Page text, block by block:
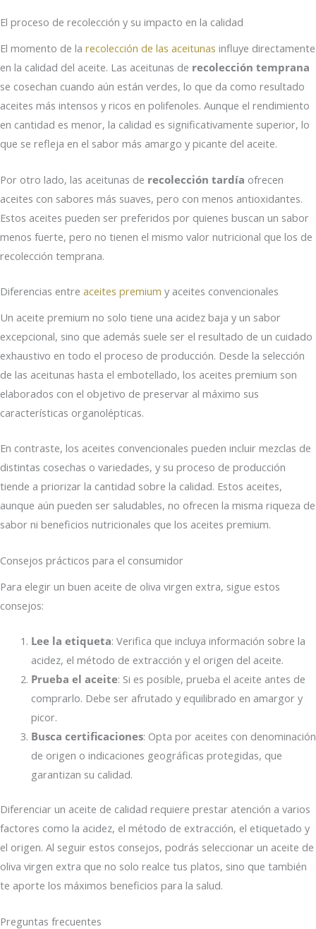
El proceso de recolección y su impacto en la calidad
El momento de la recolección de las aceitunas influye directamente
en la calidad del aceite. Las aceitunas de recolección temprana
se cosechan cuando aún están verdes, lo que da como resultado
aceites más intensos y ricos en polifenoles. Aunque el rendimiento
en cantidad es menor, la calidad es significativamente superior, lo
que se refleja en el sabor más amargo y picante del aceite.
Por otro lado, las aceitunas de recolección tardía ofrecen
aceites con sabores más suaves, pero con menos antioxidantes.
Estos aceites pueden ser preferidos por quienes buscan un sabor
menos fuerte, pero no tienen el mismo valor nutricional que los de
recolección temprana.
Diferencias entre aceites premium y aceites convencionales
Un aceite premium no solo tiene una acidez baja y un sabor
excepcional, sino que además suele ser el resultado de un cuidado
exhaustivo en todo el proceso de producción. Desde la selección
de las aceitunas hasta el embotellado, los aceites premium son
elaborados con el objetivo de preservar al máximo sus
características organolépticas.
En contraste, los aceites convencionales pueden incluir mezclas de
distintas cosechas o variedades, y su proceso de producción
tiende a priorizar la cantidad sobre la calidad. Estos aceites,
aunque aún pueden ser saludables, no ofrecen la misma riqueza de
sabor ni beneficios nutricionales que los aceites premium.
Consejos prácticos para el consumidor
Para elegir un buen aceite de oliva virgen extra, sigue estos
consejos:
Lee la etiqueta: Verifica que incluya información sobre la
acidez, el método de extracción y el origen del aceite.
Prueba el aceite: Si es posible, prueba el aceite antes de
comprarlo. Debe ser afrutado y equilibrado en amargor y
picor.
Busca certificaciones: Opta por aceites con denominación
de origen o indicaciones geográficas protegidas, que
garantizan su calidad.
Diferenciar un aceite de calidad requiere prestar atención a varios
factores como la acidez, el método de extracción, el etiquetado y
el origen. Al seguir estos consejos, podrás seleccionar un aceite de
oliva virgen extra que no solo realce tus platos, sino que también
te aporte los máximos beneficios para la salud.
Preguntas frecuentes